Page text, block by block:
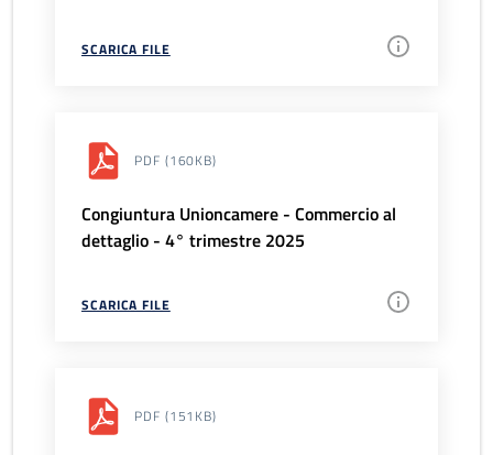
SCARICA FILE
PDF (160KB)
Congiuntura Unioncamere - Commercio al
dettaglio - 4° trimestre 2025
SCARICA FILE
PDF (151KB)